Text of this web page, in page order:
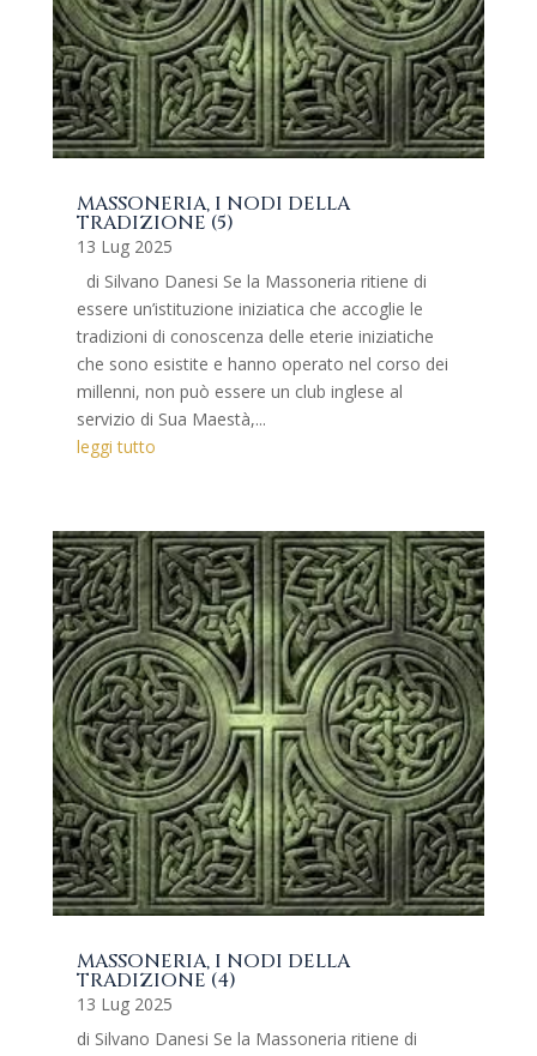
MASSONERIA, I NODI DELLA
TRADIZIONE (5)
13 Lug 2025
di Silvano Danesi Se la Massoneria ritiene di
essere un’istituzione iniziatica che accoglie le
tradizioni di conoscenza delle eterie iniziatiche
che sono esistite e hanno operato nel corso dei
millenni, non può essere un club inglese al
servizio di Sua Maestà,...
leggi tutto
MASSONERIA, I NODI DELLA
TRADIZIONE (4)
13 Lug 2025
di Silvano Danesi Se la Massoneria ritiene di